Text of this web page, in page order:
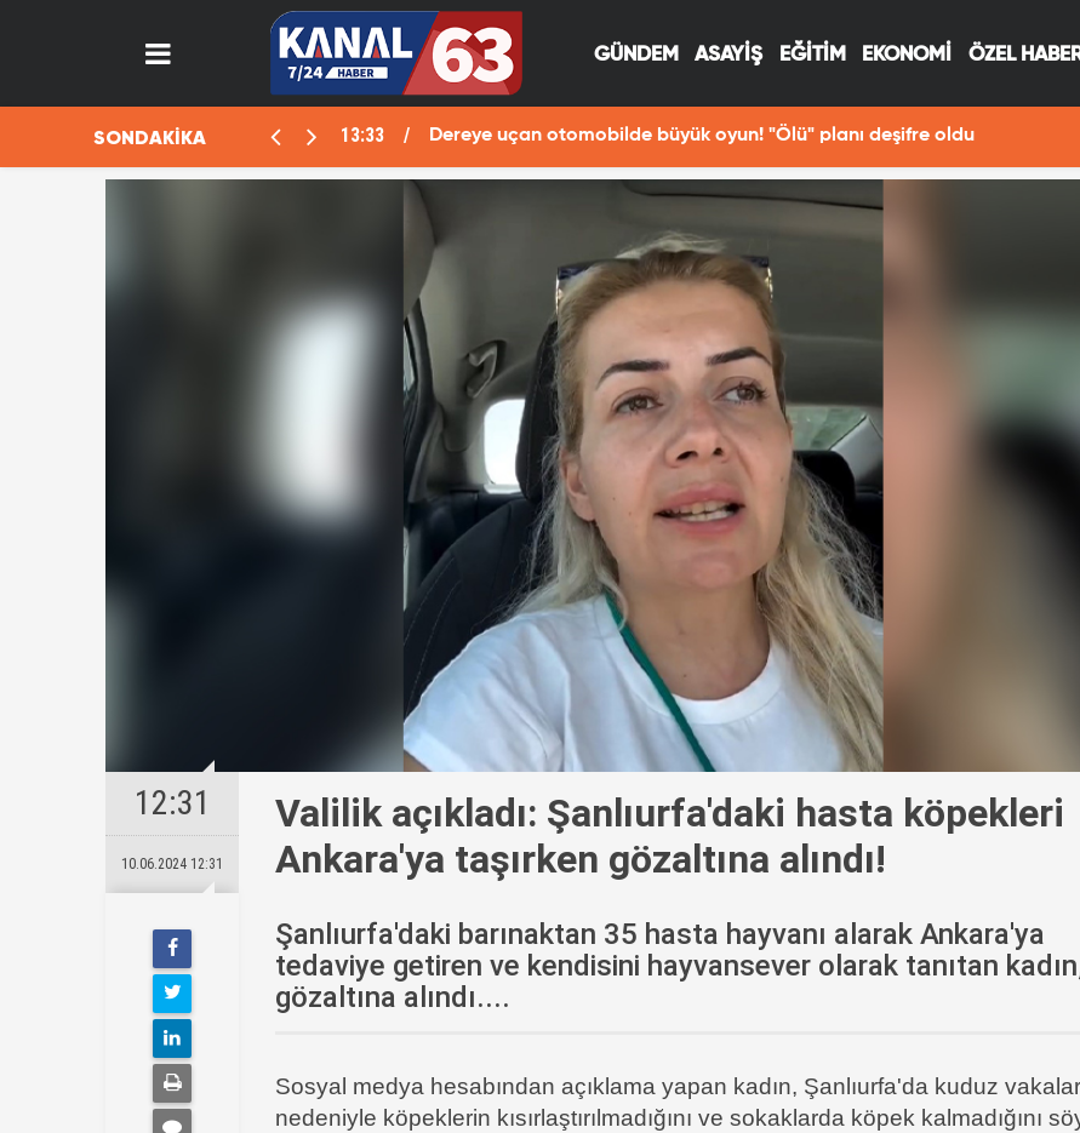
GÜNDEM ASAYİŞ EĞİTİM EKONOMİ ÖZEL
SONDAKİKA 13:33 Dereye uçan otomobilde büyük oyun! "Ölü" planı deşifre oldu
12:31
10.06.2024 12:31
Valilik açıkladı: Şanlıurfa'daki hasta köpekleri
Ankara'ya taşırken gözaltına alındı!
Şanlıurfa'daki barınaktan 35 hasta hayvanı alarak Ankara'ya
tedaviye getiren ve kendisini hayvansever olarak tanıtan
gözaltına alındı....
Sosyal medya hesabından açıklama yapan kadın, Şanlıurfa'da kuduz
nedeniyle köpeklerin kısırlaştırılmadığını ve sokaklarda köpek kalmadığını